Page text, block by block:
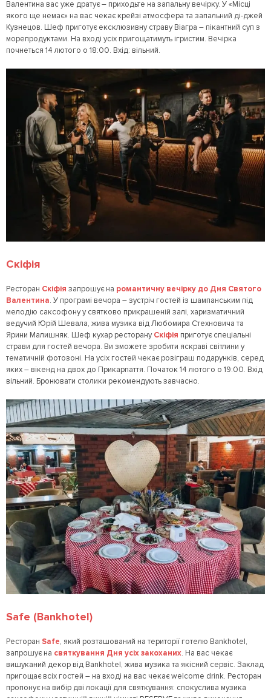
Валентина вас уже дратує – приходьте на запальну вечірку. У «Місці
якого ще немає» на вас чекає крейзі атмосфера та запальний ді-джей
Кузнецов. Шеф приготує ексклюзивну страву Віагра – пікантний суп з
морепродуктами. На вході усіх пригощатимуть ігристим. Вечірка
почнеться 14 лютого о 18:00. Вхід: вільний.
Скіфія
Ресторан Скіфія запрошує на романтичну вечірку до Дня Святого
Валентина. У програмі вечора – зустріч гостей із шампанським під
мелодію саксофону у святково прикрашеній залі, харизматичний
ведучий Юрій Шевала, жива музика від Любомира Стехновича та
Ярини Малишняк. Шеф кухар ресторануСкіфія приготує спеціальні
страви для гостей вечора. Ви зможете зробити яскраві світлини у
тематичній фотозоні. На усіх гостей чекає розіграш подарунків, серед
яких – вікенд на двох до Прикарпаття. Початок 14 лютого о 19:00. Вхід
вільний. Бронювати столики рекомендують завчасно.
Safe (Bankhotel)
Ресторан Safe, який розташований на території готелю Bankhotel,
запрошує на святкування Дня усіх закоханих. На вас чекає
вишуканий декор від Bankhotel, жива музика та якісний сервіс. Заклад
пригощає всіх гостей – на вході на вас чекає welcome drink. Ресторан
пропонує на вибір дві локації для святкування: спокуслива музика